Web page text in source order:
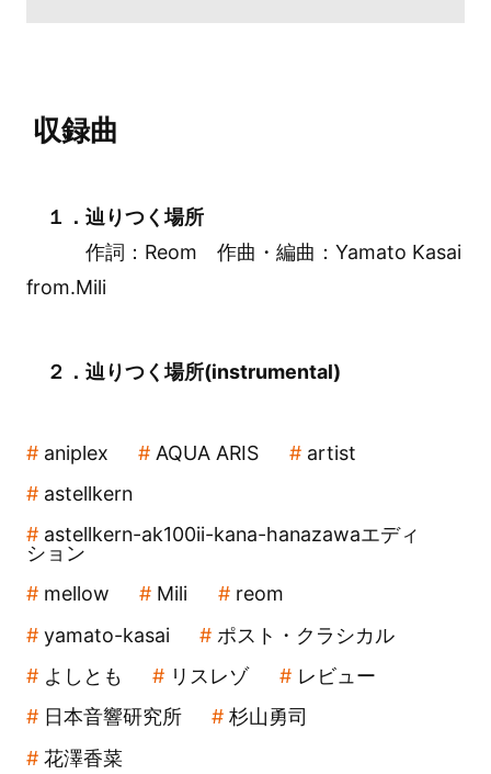
収録曲
１．辿りつく場所
作詞：Reom 作曲・編曲：Yamato Kasai
from.Mili
２．辿りつく場所(instrumental)
aniplex AQUA ARIS
artist
astellkern
astellkern-ak100ii-kana-hanazawaエディ
ション
mellow
Mili
reom
yamato-kasai
ポスト・クラシカル
よしとも
リスレゾ
レビュー
日本音響研究所
杉山勇司
花澤香菜